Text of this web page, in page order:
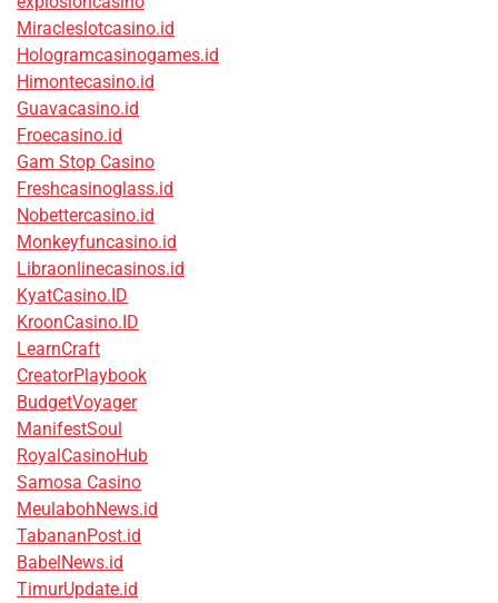
Miracleslotcasino.id
Hologramcasinogames.id
Himontecasino.id
Guavacasino.id
Froecasino.id
Gam Stop Casino
Freshcasinoglass.id
Nobettercasino.id
Monkeyfuncasino.id
Libraonlinecasinos.id
KyatCasino.ID
KroonCasino.ID
LearnCraft
CreatorPlaybook
BudgetVoyager
ManifestSoul
RoyalCasinoHub
Samosa Casino
MeulabohNews.id
TabananPost.id
BabelNews.id
TimurUpdate.id